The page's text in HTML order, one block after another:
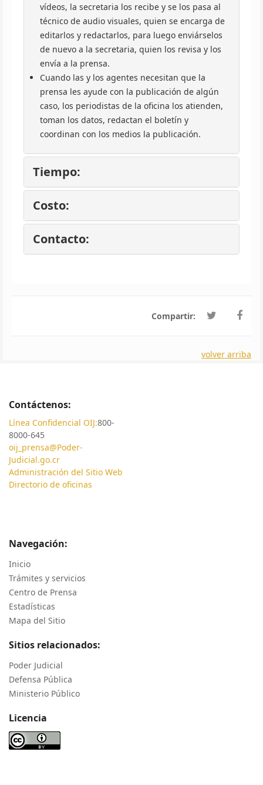
vídeos, la secretaria los recibe y se los pasa al
técnico de audio visuales, quien se encarga de
editarlos y redactarlos, para luego enviárselos
de nuevo a la secretaria, quien los revisa y los
envía a la prensa.
Cuando las y los agentes necesitan que la
prensa les ayude con la publicación de algún
caso, los periodistas de la oficina los atienden,
toman los datos, redactan el boletín y
coordinan con los medios la publicación.
Tiempo:
Costo:
Contacto:
Compartir:
volver arriba
Contáctenos:
Línea Confidencial OIJ:800-
8000-645
oij_prensa@Poder-
Judicial.go.cr
Administración del Sitio Web
Directorio de oficinas
Navegación:
Inicio
Trámites y servicios
Centro de Prensa
Estadísticas
Mapa del Sitio
Sitios relacionados:
Poder Judicial
Defensa Pública
Ministerio Público
Licencia